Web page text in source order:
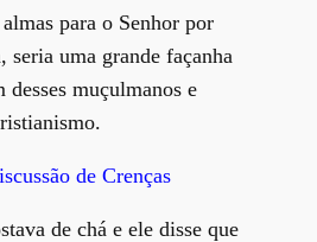
para o Senhor por
seria uma grande façanha
muçulmanos e
de Crenças
de chá e ele disse que